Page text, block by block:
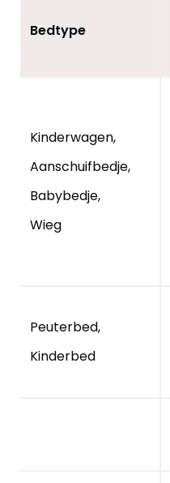
Bedtype
Kinderwagen,
Aanschuifbedje,
Babybedje,
Wieg
Peuterbed,
Kinderbed